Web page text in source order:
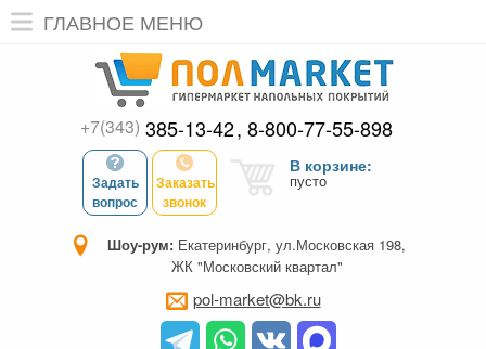
ГЛАВНОЕ МЕНЮ
+7(343) 385-13-42 8-800-77-55-898
Задать
вопрос
Заказать
звонок
В корзине:
пусто
Шоу-рум: Екатеринбург, ул.Московская 198,
ЖК "Московский квартал"
pol-market@bk.ru